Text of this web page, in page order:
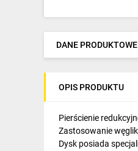
Ogrzewanie
Elektronarzędzia i
Napędy elektryczne
Pneumatyka
DANE PRODUKTOWE
OPIS PRODUKTU
Pierścienie
Zastosowanie
Dysk posiada